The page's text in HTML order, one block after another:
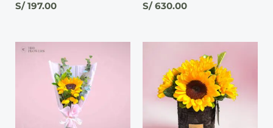
S/197.00 S/630.00